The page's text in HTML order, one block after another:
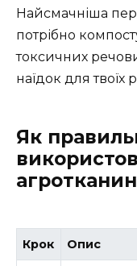
Найсмачніша
потрібно
токсичних
наїдок для твоїх
Як
Крок Опис